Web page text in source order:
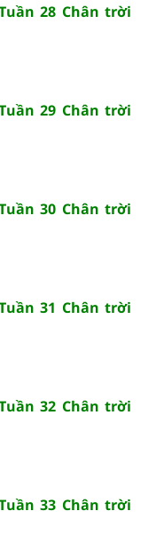
28 Chân trời
29 Chân trời
30 Chân trời
31 Chân trời
32 Chân trời
33 Chân trời